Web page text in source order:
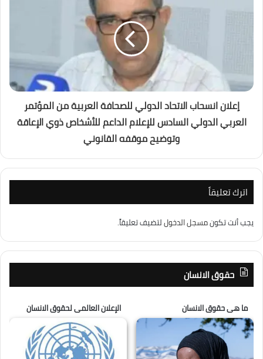
إعلان انسحاب الاتحاد الدولي للصحافة العربية من المؤتمر
العربي الدولي السادس للإعلام الداعم للأشخاص ذوي الإعاقة
وتوضيح موقفه القانوني
اترك تعليقاً
يجب أنت تكونمسجل الدخوللتضيف تعليقاً.
حقوق الانسان
ما هى حقوق الانسان الإعلان العالمى لحقوق الانسان